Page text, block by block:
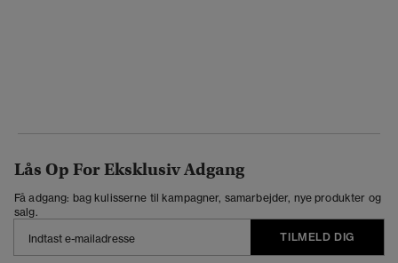
Lås Op For Eksklusiv Adgang
Få adgang: bag kulisserne til kampagner, samarbejder, nye produkter og
salg.
TILMELD DIG